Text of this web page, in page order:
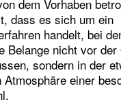
dem Vorhaben
dass es sich um ein
handelt, bei
Belange nicht vor
sondern in der
einer